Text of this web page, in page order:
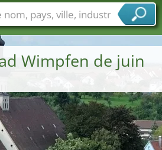
Wimpfen de juin
Villes
Secteurs de foire
de services